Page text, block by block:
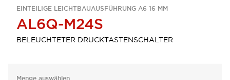
EINTEILIGE LEICHTBAUAUSFÜHRUNG A6 16 MM
AL6Q-M24S
BELEUCHTETER DRUCKTASTENSCHALTER